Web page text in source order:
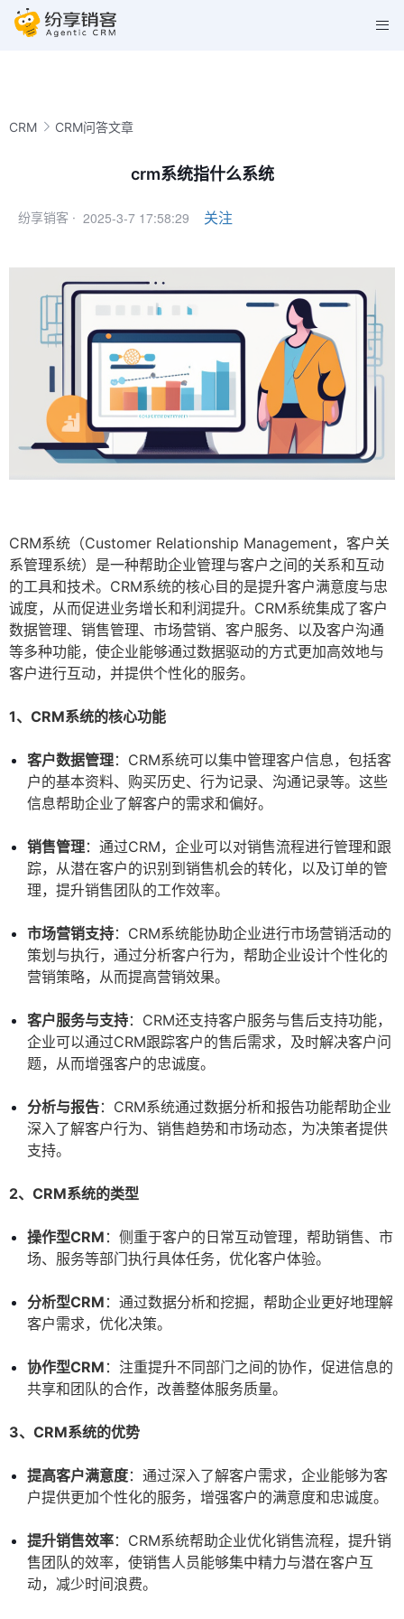
CRM CRM问答文章
crm系统指什么系统
纷享销客 · 2025-3-7 17:58:29 关注
CRM系统（Customer Relationship Management，客户关
系管理系统）是一种帮助企业管理与客户之间的关系和互动
的工具和技术。CRM系统的核心目的是提升客户满意度与忠
诚度，从而促进业务增长和利润提升。CRM系统集成了客户
数据管理、销售管理、市场营销、客户服务、以及客户沟通
等多种功能，使企业能够通过数据驱动的方式更加高效地与
客户进行互动，并提供个性化的服务。
1、CRM系统的核心功能
客户数据管理：CRM系统可以集中管理客户信息，包括客
户的基本资料、购买历史、行为记录、沟通记录等。这些
信息帮助企业了解客户的需求和偏好。
销售管理：通过CRM，企业可以对销售流程进行管理和跟
踪，从潜在客户的识别到销售机会的转化，以及订单的管
理，提升销售团队的工作效率。
市场营销支持：CRM系统能协助企业进行市场营销活动的
策划与执行，通过分析客户行为，帮助企业设计个性化的
营销策略，从而提高营销效果。
客户服务与支持：CRM还支持客户服务与售后支持功能，
企业可以通过CRM跟踪客户的售后需求，及时解决客户问
题，从而增强客户的忠诚度。
分析与报告：CRM系统通过数据分析和报告功能帮助企业
深入了解客户行为、销售趋势和市场动态，为决策者提供
支持。
2、CRM系统的类型
操作型CRM ：侧重于客户的日常互动管理，帮助销售、市
场、服务等部门执行具体任务，优化客户体验。
分析型CRM ：通过数据分析和挖掘，帮助企业更好地理解
客户需求，优化决策。
协作型CRM ：注重提升不同部门之间的协作，促进信息的
共享和团队的合作，改善整体服务质量。
3、CRM系统的优势
提高客户满意度：通过深入了解客户需求，企业能够为客
户提供更加个性化的服务，增强客户的满意度和忠诚度。
提升销售效率：CRM系统帮助企业优化销售流程，提升销
售团队的效率，使销售人员能够集中精力与潜在客户互
动，减少时间浪费。